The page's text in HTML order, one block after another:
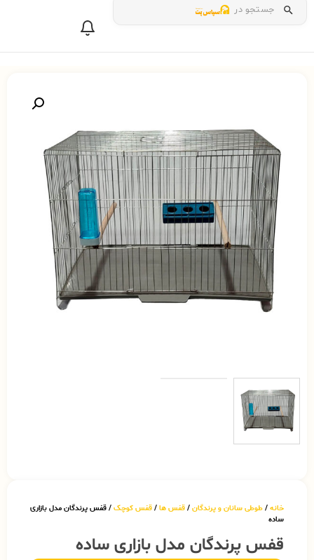
جستجو در
خانه / طوطی سانان و پرندگان / قفس ها / قفس کوچک / قفس پرندگان مدل بازاری
ساده
قفس پرندگان مدل بازاری ساده